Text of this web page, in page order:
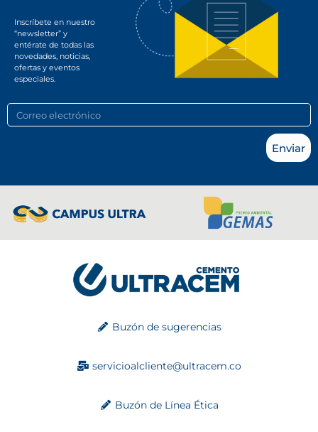
Inscríbete en nuestro
“newsletter” y
entérate de todas las
novedades, noticias,
ofertas y eventos
especiales.
Enviar
Buzón de sugerencias
servicioalcliente@ultracem.co
Buzón de Línea Ética